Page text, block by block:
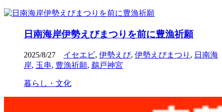
日南海岸伊勢えびまつりを前に豊漁祈願
2025/8/27 イセエビ, 伊勢えび, 伊勢えびまつり , 日南海
岸, 玉串, 豊漁祈願, 鵜戸神宮
暮らし・文化